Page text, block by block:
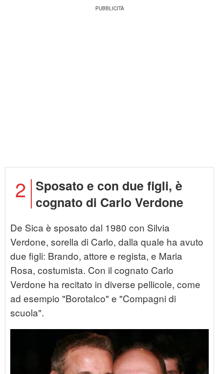
2 Sposato e con due figli, è
cognato di Carlo Verdone
De Sica è sposato dal 1980 con Silvia
Verdone, sorella di Carlo, dalla quale ha avuto
due figli: Brando, attore e regista, e Maria
Rosa, costumista. Con il cognato Carlo
Verdone ha recitato in diverse pellicole, come
ad esempio "Borotalco" e "Compagni di
scuola".